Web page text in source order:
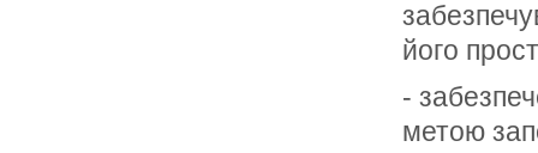
його
-
метою